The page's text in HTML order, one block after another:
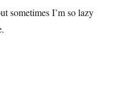
sometimes I’m so lazy